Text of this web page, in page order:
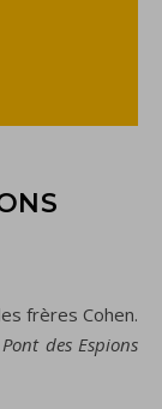
Pont des Espions